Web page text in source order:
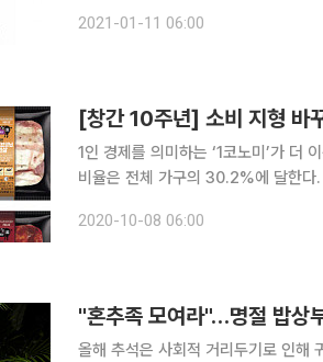
9800원)’, ‘일렉트로맨 혼족 미니블
2021-01-11 06:00
[창간 10주년] 소비 지형 바
1인 경제를 의미하는 ‘1코노미’가 더
비율은 전체 가구의 30.2%에 달한
갈수록 커지고 있다. 단순 계산으로 4
2020-10-08 06:00
"혼추족 모여라"…명절 밥상
올해 추석은 사회적 거리두기로 인해